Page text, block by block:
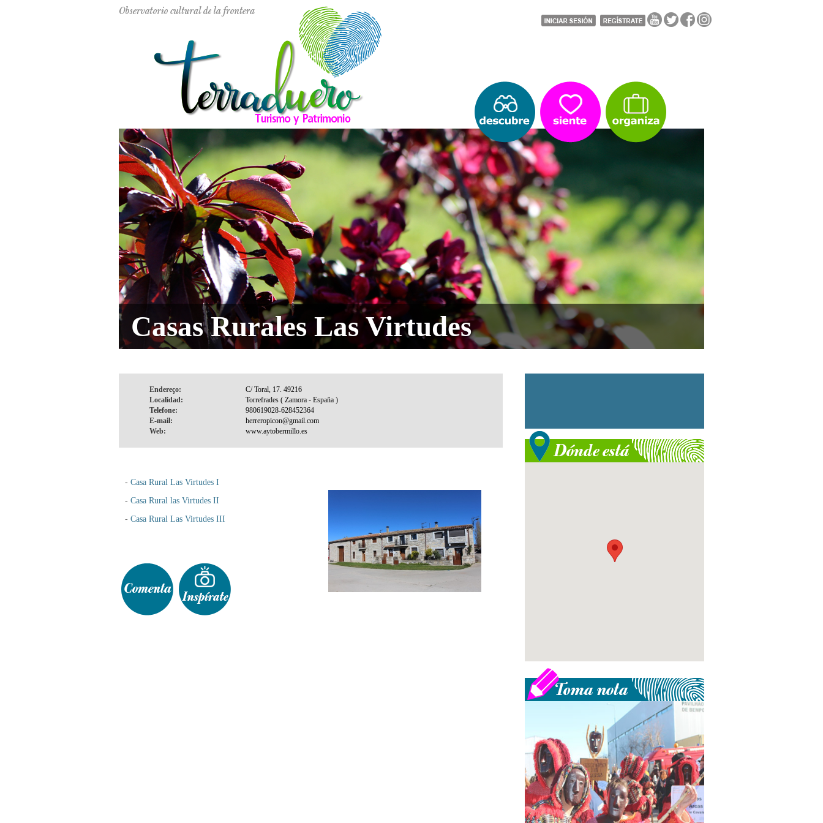
Casas Rurales Las Virtudes
Endereço:
Localidad:
Telefone:
E-mail:
Web:
- Casa Rural Las Virtudes I
- Casa Rural las Virtudes II
- Casa Rural Las Virtudes III